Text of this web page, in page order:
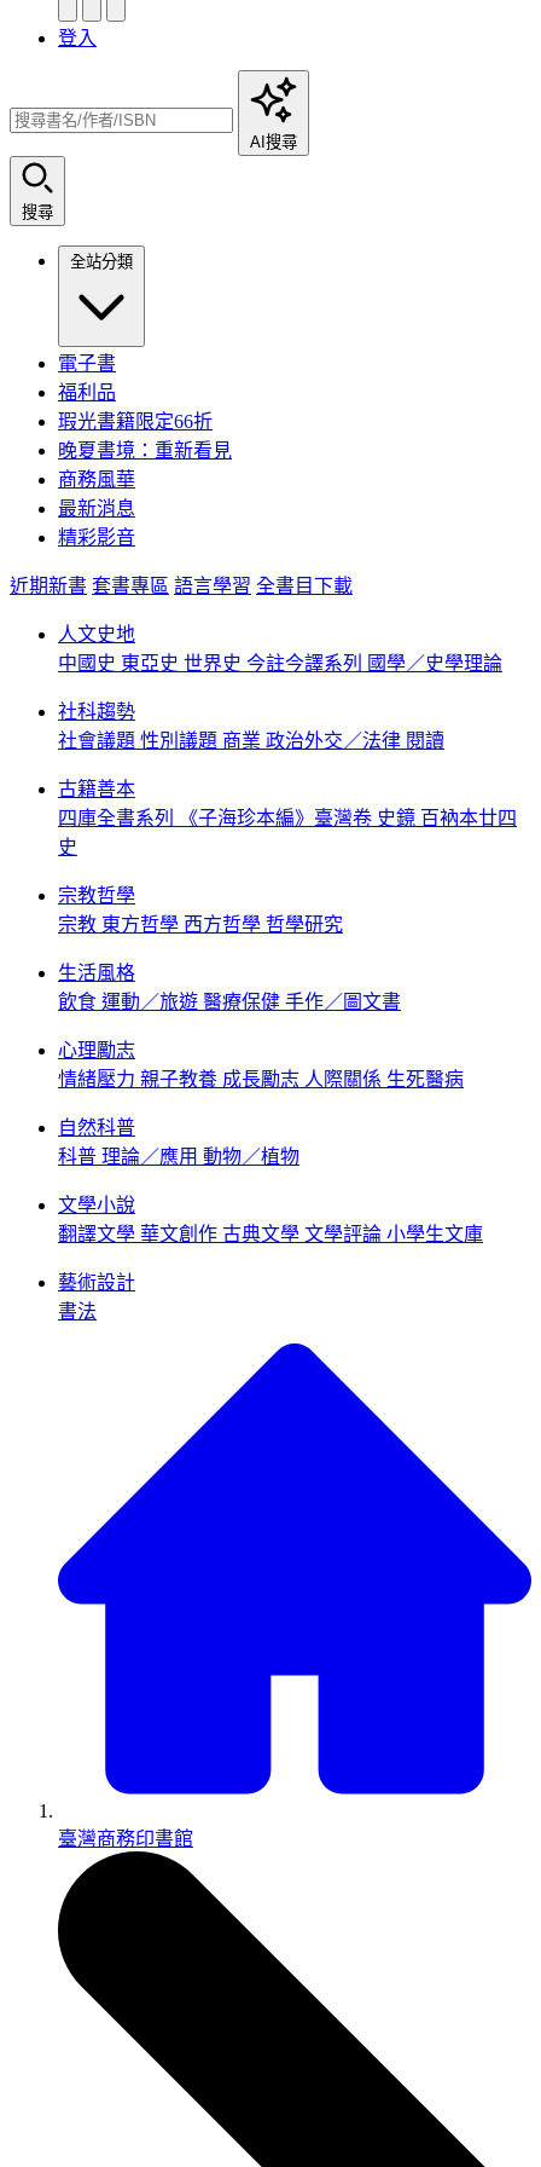
登入
AI搜尋
搜尋
全站分類
電子書
福利品
瑕光書籍限定66折
晚夏書境：重新看見
商務風華
最新消息
精彩影音
近期新書 套書專區 語言學習 全書目下載
人文史地
中國史 東亞史 世界史 今註今譯系列 國學／史學理論
社科趨勢
社會議題 性別議題 商業 政治外交／法律 閱讀
古籍善本
四庫全書系列
《子海珍本編》臺灣卷 史鏡 百衲本廿四
史
宗教哲學
宗教 東方哲學 西方哲學 哲學研究
生活風格
飲食 運動／旅遊 醫療保健 手作／圖文書
心理勵志
情緒壓力 親子教養 成長勵志 人際關係 生死醫病
自然科普
科普 理論／應用 動物／植物
文學小說
翻譯文學 華文創作 古典文學 文學評論 小學生文庫
藝術設計
書法
臺灣商務印書館